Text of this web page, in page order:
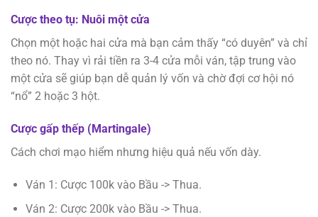
Cược theo tụ: Nuôi một cửa
Chọn một hoặc hai cửa mà bạn cảm thấy “có duyên” và chỉ
theo nó. Thay vì rải tiền ra 3-4 cửa mỗi ván, tập trung vào
một cửa sẽ giúp bạn dễ quản lý vốn và chờ đợi cơ hội nó
“nổ” 2 hoặc 3 hột.
Cược gấp thếp (Martingale)
Cách chơi mạo hiểm nhưng hiệu quả nếu vốn dày.
Ván 1: Cược 100k vào Bầu -> Thua.
Ván 2: Cược 200k vào Bầu -> Thua.